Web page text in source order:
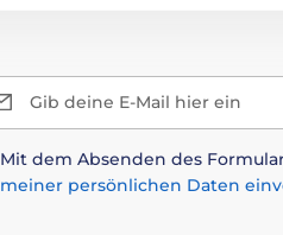
Gib deine E-Mail hier ein
Mit dem Absenden des
meiner persönlichen Daten